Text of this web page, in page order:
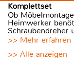
Komplettset
Ob
Heimwerker
Schraubendreher
>> Mehr erfahren
>> Alle anzeigen